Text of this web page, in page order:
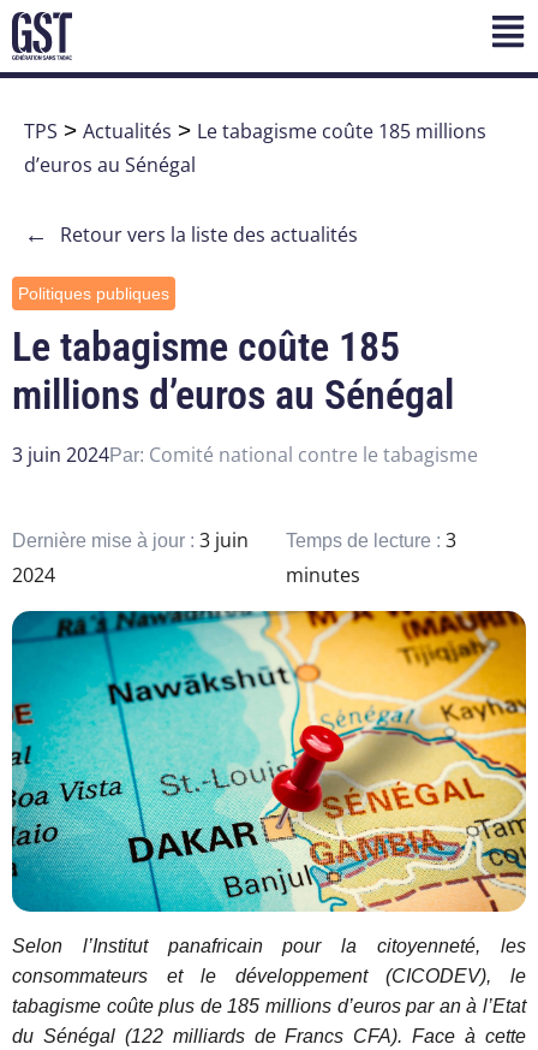
TPS > Actualités > Le tabagisme coûte 185 millions
d’euros au Sénégal
← Retour vers la liste des actualités
Politiques publiques
Le tabagisme coûte 185
millions d’euros au Sénégal
3 juin 2024Par: Comité national contre le tabagisme
Dernière mise à jour : 3 juin
2024
Temps de lecture : 3
minutes
Selon l’Institut panafricain pour la citoyenneté, les
consommateurs et le développement (CICODEV), le
tabagisme coûte plus de 185 millions d’euros par an à l’Etat
du Sénégal (122 milliards de Francs CFA). Face à cette